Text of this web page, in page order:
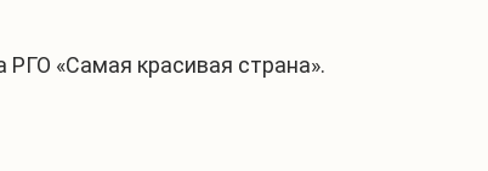
«Самая красивая страна».